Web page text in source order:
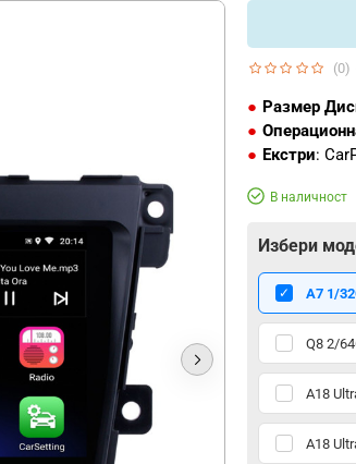
Размер
Екстри:
В наличност
(0)
Избери
А7 1/
Q8 2/
A18
A18